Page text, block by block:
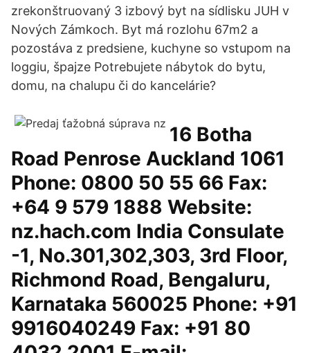
zrekonštruovaný 3 izbový byt na sídlisku JUH v
Nových Zámkoch. Byt má rozlohu 67m2 a
pozostáva z predsiene, kuchyne so vstupom na
loggiu, špajze Potrebujete nábytok do bytu,
domu, na chalupu či do kancelárie?
16 Botha
Road Penrose Auckland 1061
Phone: 0800 50 55 66 Fax:
+64 9 579 1888 Website:
nz.hach.com India Consulate
-1, No.301,302,303, 3rd Floor,
Richmond Road, Bengaluru,
Karnataka 560025 Phone: +91
9916040249 Fax: +91 80